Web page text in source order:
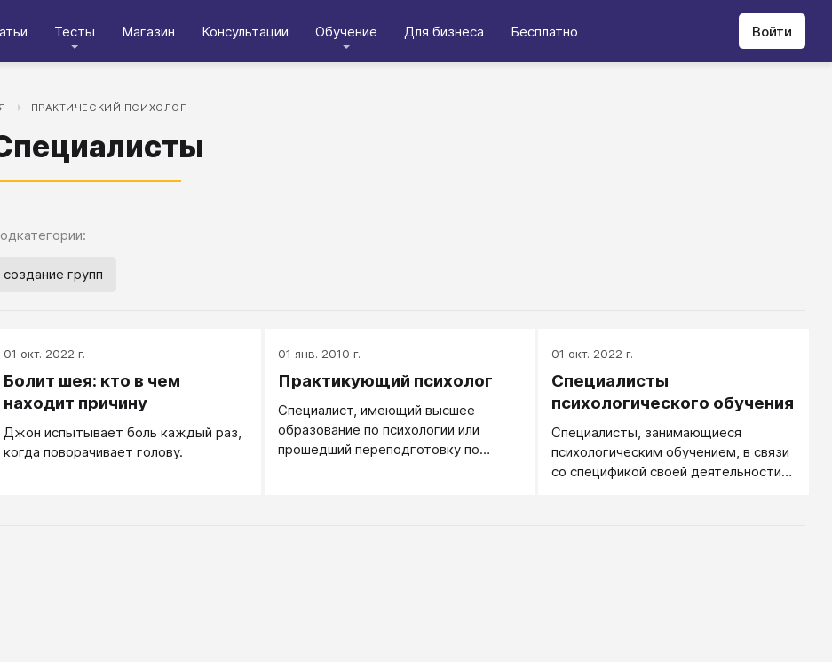
Тесты Магазин Консультации Обучение Для бизнеса Бесплатно Войти
ПРАКТИЧЕСКИЙ ПСИХОЛОГ
создание групп
01 окт. 2022 г.
Болит шея: кто в чем
находит причину
Джон испытывает боль каждый раз,
когда поворачивает голову.
01 янв. 2010 г.
Практикующий психолог
Специалист, имеющий высшее
образование по психологии или
прошедший переподготовку по
01 окт. 2022 г.
Специалисты
психологического обучения
Специалисты, занимающиеся
психологическим обучением, в связи
со спецификой своей деятельности